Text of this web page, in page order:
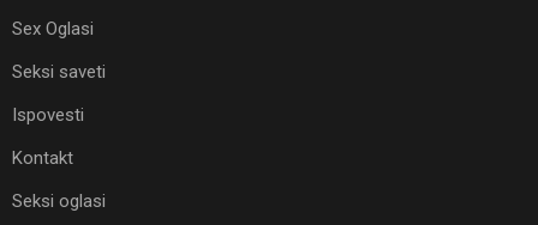
Sex Oglasi
Seksi saveti
Ispovesti
Kontakt
Seksi oglasi